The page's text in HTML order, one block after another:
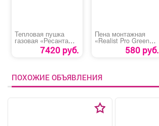
Тепловая пушка
газовая «Ресанта
ТГП-15000»7420 руб.
Пена монтажная
«Realist Pro Green
580 руб.
ПОХОЖИЕ ОБЪЯВЛЕНИЯ